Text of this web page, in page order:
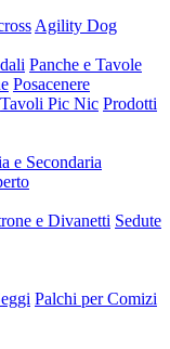
Agility Dog
Panche e Tavole
Posacenere
Tavoli Pic Nic Prodotti
e Secondaria
e Divanetti Sedute
Palchi per Comizi